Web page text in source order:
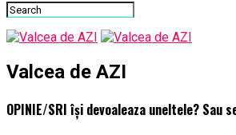
Valcea de AZI
OPINIE/SRI își devoaleaza uneltele? Sau